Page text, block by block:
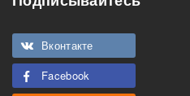
Вконтакте
Facebook